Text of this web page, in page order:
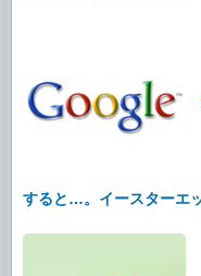
すると…。イースターエ